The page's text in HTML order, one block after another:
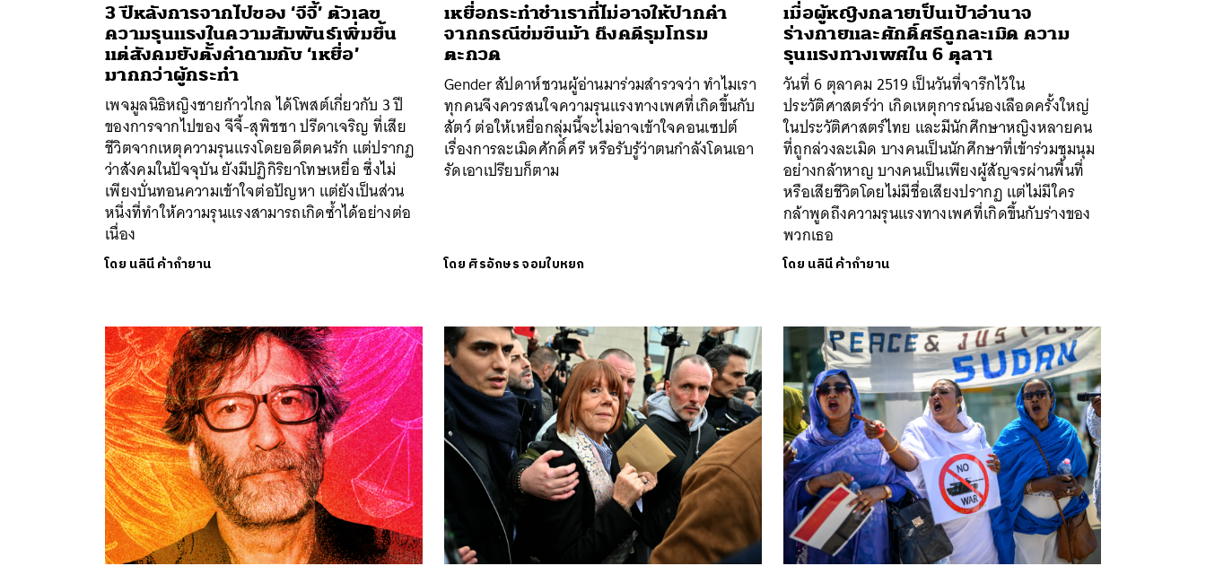
3 ปีหลังการจากไปของ ‘จีจี้’ ตัวเลข
ความรุนแรงในความสัมพันธ์เพิ่มขึ้น
แต่สังคมยังตั้งคำถามกับ ‘เหยื่อ’
มากกว่าผู้กระทำ
เพจมูลนิธิหญิงชายก้าวไกล ได้โพสต์เกี่ยวกับ 3 ปี
ของการจากไปของ จีจี้-สุพิชชา ปรีดาเจริญ ที่เสีย
ชีวิตจากเหตุความรุนแรงโดยอดีตคนรัก แต่ปรากฏ
ว่าสังคมในปัจจุบัน ยังมีปฏิกิริยาโทษเหยื่อ ซึ่งไม่
เพียงบั่นทอนความเข้าใจต่อปัญหา แต่ยังเป็นส่วน
หนึ่งที่ทำให้ความรุนแรงสามารถเกิดซ้ำได้อย่างต่อ
เนื่อง
โดย นลินี ค้ากำยาน
เหยื่อกระทำชำเราที่ไม่อาจให้ปากคำ
จากกรณีข่มขืนม้า ถึงคดีรุมโทรม
ตะกวด
Gender สัปดาห์ชวนผู้อ่านมาร่วมสำรวจว่า ทำไมเรา
ทุกคนจึงควรสนใจความรุนแรงทางเพศที่เกิดขึ้นกับ
สัตว์ ต่อให้เหยื่อกลุ่มนี้จะไม่อาจเข้าใจคอนเซปต์
เรื่องการละเมิดศักดิ์ศรี หรือรับรู้ว่าตนกำลังโดนเอา
รัดเอาเปรียบก็ตาม
โดย ศิรอักษร จอมใบหยก
เมื่อผู้หญิงกลายเป็นเป้าอำนาจ
ร่างกายและศักดิ์ศรีถูกละเมิด ความ
รุนแรงทางเพศใน 6 ตุลาฯ
วันที่ 6 ตุลาคม 2519 เป็นวันที่จารึกไว้ใน
ประวัติศาสตร์ว่า เกิดเหตุการณ์นองเลือดครั้งใหญ่
ในประวัติศาสตร์ไทย และมีนักศึกษาหญิงหลายคน
ที่ถูกล่วงละเมิด บางคนเป็นนักศึกษาที่เข้าร่วมชุมนุม
อย่างกล้าหาญ บางคนเป็นเพียงผู้สัญจรผ่านพื้นที่
หรือเสียชีวิตโดยไม่มีชื่อเสียงปรากฏ แต่ไม่มีใคร
กล้าพูดถึงความรุนแรงทางเพศที่เกิดขึ้นกับร่างของ
พวกเธอ
โดย นลินี ค้ากำยาน